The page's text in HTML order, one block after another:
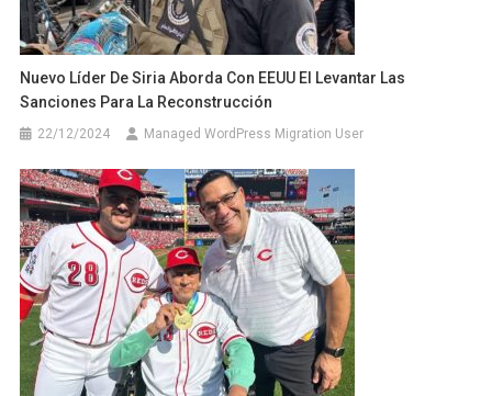
Nuevo Líder De Siria Aborda Con EEUU El Levantar Las
Sanciones Para La Reconstrucción
22/12/2024 Managed WordPress Migration User